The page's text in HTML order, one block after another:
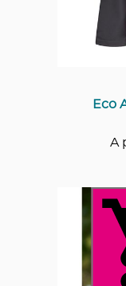
Eco
A